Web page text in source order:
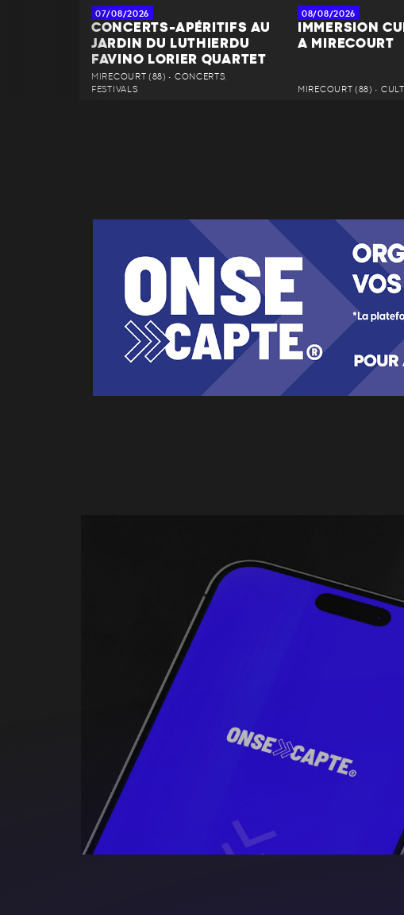
07/08/2026
CONCERTS-APÉRITIFS AU
JARDIN DU LUTHIERDU
FAVINO LORIER QUARTET
MIRECOURT (88) • CONCERTS,
FESTIVALS
08/08/2026
IMMERSION
A MIRECOURT
MIRECOURT (88) •